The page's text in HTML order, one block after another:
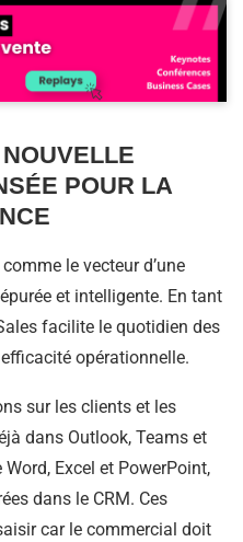
POUR LA
le vecteur d’une
et intelligente. En tant
facilite le quotidien des
opérationnelle.
sur les clients et les
dans Outlook, Teams et
Excel et PowerPoint,
dans le CRM. Ces
car le commercial doit